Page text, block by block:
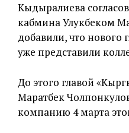
Кыдыралиева
кабмина Улукбеком
добавили, что нового
уже представили
До этого главой
Маратбек
компанию 4 марта